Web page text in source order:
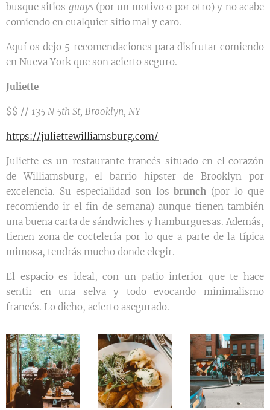
busque sitios guays(por un motivo o por otro) y no acabe
comiendo en cualquier sitio mal y caro.
Aquí os dejo 5 recomendaciones para disfrutar comiendo
en Nueva York que son acierto seguro.
Juliette
$$ // 135 N 5th St, Brooklyn, NY
https://juliettewilliamsburg.com/
Juliette es un restaurante francés situado en el corazón
de Williamsburg, el barrio hipster de Brooklyn por
excelencia. Su especialidad son losbrunch (por lo que
recomiendo ir el fin de semana) aunque tienen también
una buena carta de sándwiches y hamburguesas. Además,
tienen zona de coctelería por lo que a parte de la típica
mimosa, tendrás mucho donde elegir.
El espacio es ideal, con un patio interior que te hace
sentir en una selva y todo evocando minimalismo
francés. Lo dicho, acierto asegurado.